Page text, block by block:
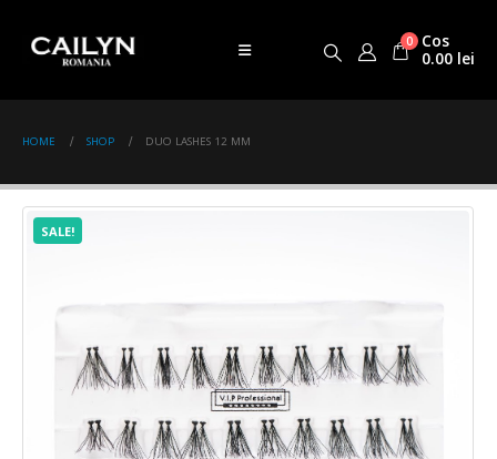
0
Cos
0.00 lei
HOME SHOP DUO LASHES 12 MM
SALE!